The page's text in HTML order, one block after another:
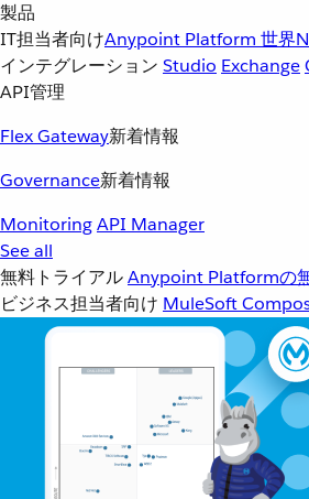
製品
IT担当者向けAnypoint Platform 世界
インテグレーション Studio Exchange
API管理
Flex Gateway新着情報
Governance新着情報
MonitoringAPI Manager
See all
無料トライアルAnypoint Platformの
ビジネス担当者向け MuleSoft